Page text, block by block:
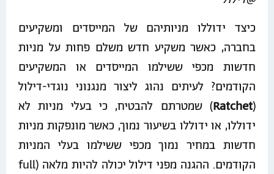
כיצד ידוללו מניותיהם של המייסדים ומשקיעים
בחברה, כאשר משקיע חדש משלם פחות על מניות
חדשות מכפי ששילמו המייסדים או המשקיעים
הקודמים? לעיתים נהוג ליצור מנגנוני נוגדי-דילול
(
Ratchet) שמטרתם להבטיח, כי בעלי מניות לא
ידוללו, או ידוללו בשיעור נמוך, כאשר מונפקות מניות
חדשות במחיר נמוך מכפי ששילמו בעלי המניות
הקודמים. ההגנה מפני דילול יכולה להיות מלאה (full